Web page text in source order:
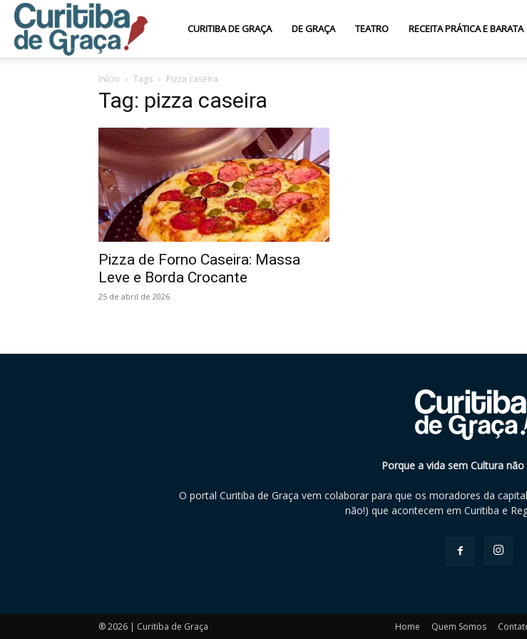
Curitiba
de
Graça
CURITIBA DE GRAÇA DE GRAÇA TEATRO RECEITA PRÁTICA E BARATA
Início Tags Pizza caseira
Tag: pizza caseira
Pizza de Forno Caseira: Massa
Leve e Borda Crocante
25 de abril de 2026
Porque a vida sem Cultura
O portal Curitiba de Graça vem colaborar para que os moradores da
não!) que acontecem em Curitiba e
Home Quem Somos
® 2026 | Curitiba de Graça